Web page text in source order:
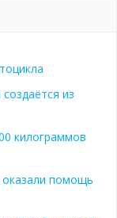
из
килограммов
оказали помощь